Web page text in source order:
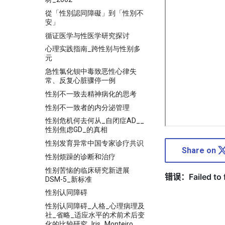
從「性別認同障礙」到「性別不
安」
循证医学与性医学研究探讨
心理实践指南_跨性别与性别多
元
急性氯化钡中毒致恶性心律失
常、反复心脏骤停一例
性别不一致去精神病化的思考
性别不一致者的内分泌管理
性别危机何去何从_自闭症AD__
性别焦虑GD_的真相
性别发育异常中国专家诊疗共识
性别烦躁的诊断和治疗
性别苦恼的临床研究新进展
DSM-5_新标准
性别认同障碍
性别认同障碍_人格_心理病理及
社_省略_适应水平的术前术后变
Share on